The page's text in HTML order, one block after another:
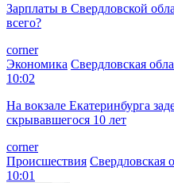
Зарплаты в Свердловской
всего?
corner
Экономика Свердловская
10:02
На вокзале Екатеринбурга
скрывавшегося 10 лет
corner
Происшествия Свердловская
10:01